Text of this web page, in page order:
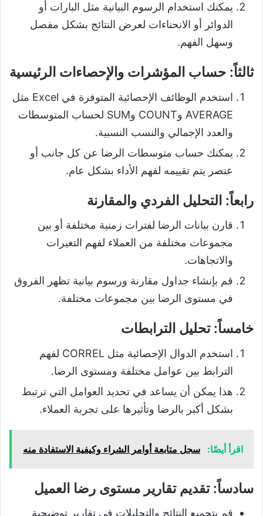
يمكنك استخدام الرسوم البيانية مثل البارات أو
الدوائر أو الانحناءات لعرض النتائج بشكل مفصل
وسهل الفهم.
ثالثاً: حساب المؤشرات والإحصاءات الرئيسية
استخدم الوظائف الإحصائية المتوفرة في Excel مثل
AVERAGE وCOUNT وSUM لحساب المتوسطات
والعدد الإجمالي والنسب النسبية.
يمكنك حساب متوسطات الرضا عن كل جانب أو
عنصر يتم تقييمه لفهم الأداء بشكل عام.
رابعاً: التحليل الفردي والمقارنة
قارن بيانات الرضا لفترات زمنية مختلفة أو بين
مجموعات مختلفة من العملاء لفهم التغيرات
والاتجاهات.
قم بإنشاء جداول مقارنة ورسوم بيانية تظهر الفروق
في مستوى الرضا بين مجموعات مختلفة.
خامساً:تحليل الترابطات
استخدم الدوال الإحصائية مثل CORREL لفهم
الترابط بين عوامل مختلفة ومستوى الرضا.
هذا يمكن أن يساعد في تحديد العوامل التي ترتبط
بشكل أكبر بالرضا وتأثيرها على تجربة العملاء.
اقرأ أيضًا: سجل متابعة أوامر الشراء وكيفية الاستفادة منه
سادساً: تقديم تقارير مستوى رضا العميل
قم بتجميع النتائج والتحليلات في تقارير توضيحية